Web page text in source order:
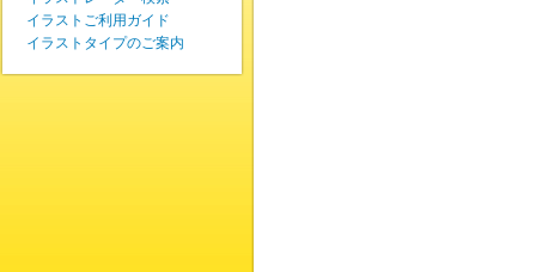
イラストご利用ガイド
イラストタイプのご案内